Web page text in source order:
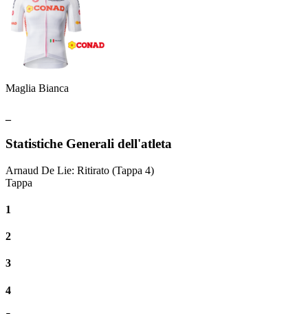
Maglia Bianca
Statistiche Generali dell'atleta
Arnaud De Lie: Ritirato (Tappa 4)
Tappa
1
2
3
4